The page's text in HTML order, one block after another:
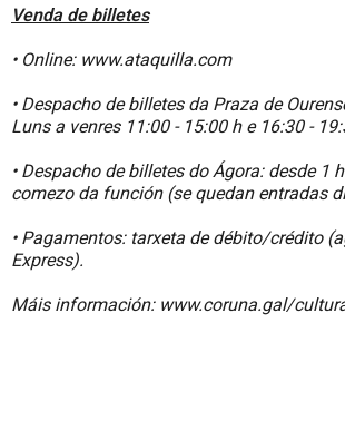
Venda de billetes
• Online: www.ataquilla.com
• Despacho de billetes da Praza de
Luns a venres 11:00 - 15:00 h e 16:30 -
• Despacho de billetes do Ágora: desde 1
comezo da función (se quedan entradas
• Pagamentos: tarxeta de débito/crédito
Express).
Máis información: www.coruna.gal/